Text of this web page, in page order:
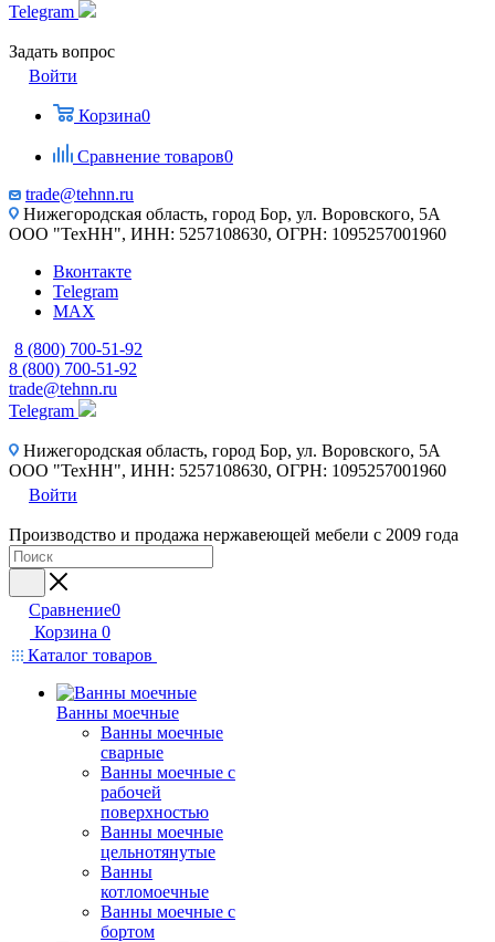
Telegram
Задать вопрос
Войти
Корзина0
Сравнение товаров0
trade@tehnn.ru
Нижегородская область, город Бор, ул. Воровского, 5А
ООО "ТехНН", ИНН: 5257108630, ОГРН: 1095257001960
Вконтакте
Telegram
MAX
8 (800) 700-51-92
8 (800) 700-51-92
trade@tehnn.ru
Telegram
Нижегородская область, город Бор, ул. Воровского, 5А
ООО "ТехНН", ИНН: 5257108630, ОГРН: 1095257001960
Войти
Производство и продажа нержавеющей мебели с 2009 года
Сравнение0
Корзина 0
Каталог товаров
Ванны моечные
Ванны моечные
сварные
Ванны моечные с
рабочей
поверхностью
Ванны моечные
цельнотянутые
Ванны
котломоечные
Ванны моечные с
бортом